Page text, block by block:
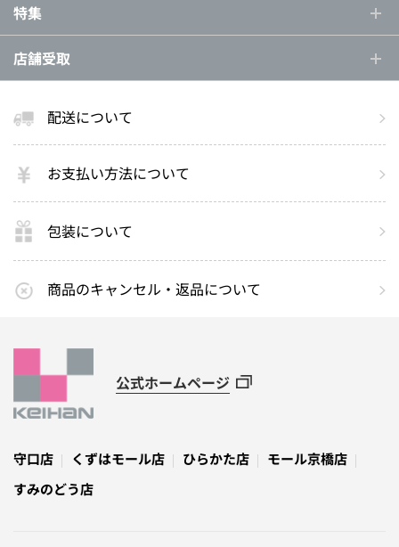
特集
店舗受取
配送について
お支払い方法について
包装について
商品のキャンセル・返品について
公式ホームページ
守口店 くずはモール店 ひらかた店
モール京橋店
すみのどう店